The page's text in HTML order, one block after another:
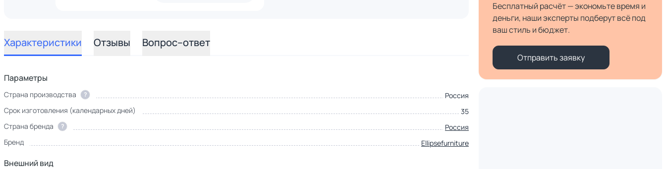
Характеристики Отзывы Вопрос–ответ
Параметры
Страна производства ?
Россия
Срок изготовления (календарных дней)
35
Страна бренда
?
Россия
Бренд
Ellipsefurniture
Внешний вид
Бесплатный расчёт — экономьте время и
деньги, наши эксперты подберут всё под
ваш стиль и бюджет.
Отправить заявку